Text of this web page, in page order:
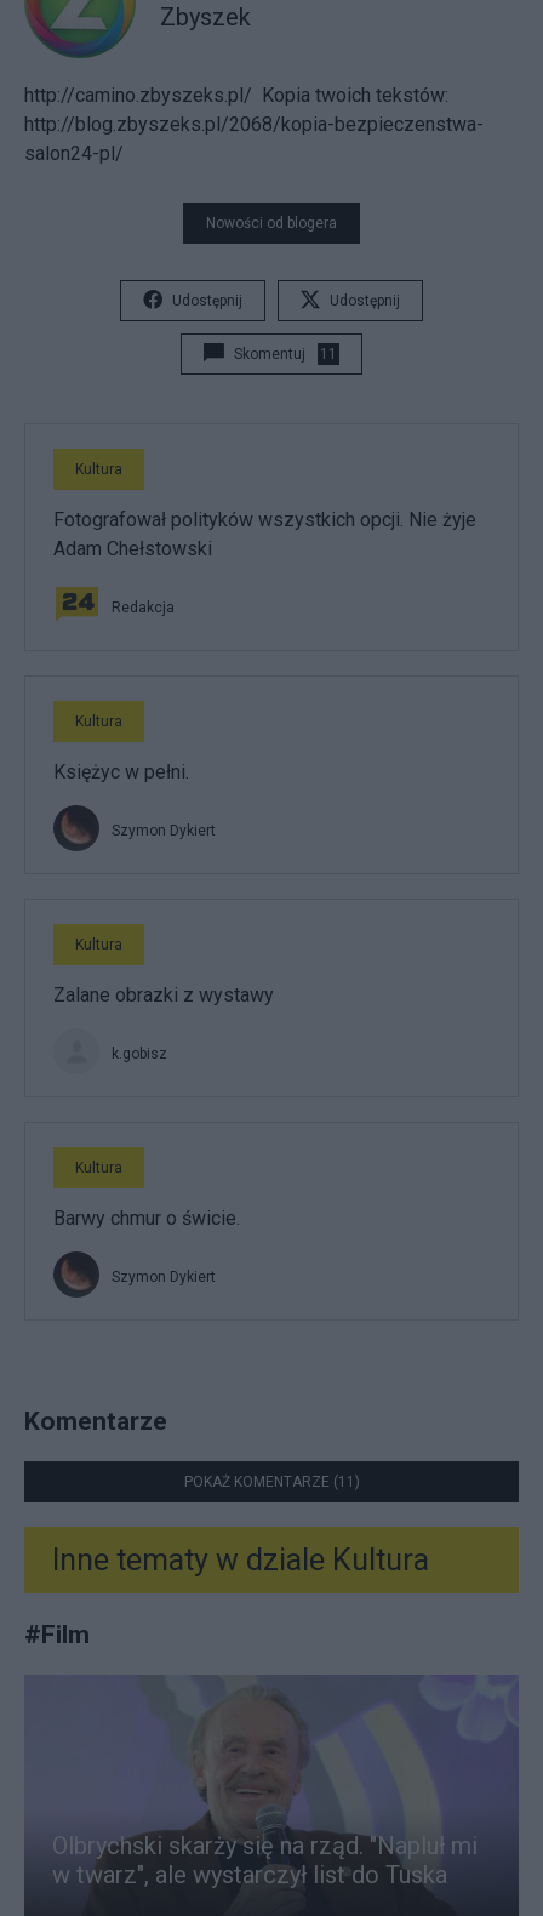
Zbyszek
http://camino.zbyszeks.pl/ Kopia twoich tekstów:
http://blog.zbyszeks.pl/2068/kopia-bezpieczenstwa-
salon24-pl/
Nowości od blogera
Udostępnij Udostępnij
Skomentuj 11
Kultura
Fotografował polityków wszystkich opcji. Nie żyje
Adam Chełstowski
Redakcja
Kultura
Księżyc w pełni.
Szymon Dykiert
Kultura
Zalane obrazki z wystawy
k.gobisz
Kultura
Barwy chmur o świcie.
Szymon Dykiert
Komentarze
POKAŻ KOMENTARZE (11)
Inne tematy w dziale Kultura
#Film
Olbrychski skarży się na rząd. "Napluł mi
w twarz", ale wystarczył list do Tuska